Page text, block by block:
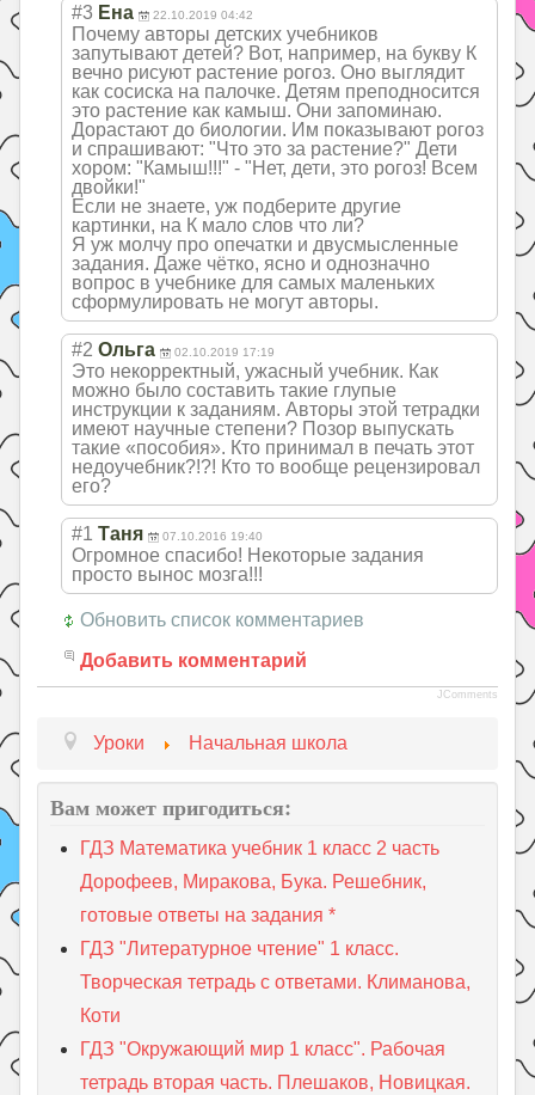
#3 Ена 22.10.2019 04:42
Почему авторы детских учебников
запутывают детей? Вот, например, на букву К
вечно рисуют растение рогоз. Оно выглядит
как сосиска на палочке. Детям преподносится
это растение как камыш. Они запоминаю.
Дорастают до биологии. Им показывают рогоз
и спрашивают: "Что это за растение?" Дети
хором: "Камыш!!!" - "Нет, дети, это рогоз! Всем
двойки!"
Если не знаете, уж подберите другие
картинки, на К мало слов что ли?
Я уж молчу про опечатки и двусмысленные
задания. Даже чётко, ясно и однозначно
вопрос в учебнике для самых маленьких
сформулировать не могут авторы.
#2 Ольга 02.10.2019 17:19
Это некорректный, ужасный учебник. Как
можно было составить такие глупые
инструкции к заданиям. Авторы этой тетрадки
имеют научные степени? Позор выпускать
такие «пособия». Кто принимал в печать этот
недоучебник?!?! Кто то вообще рецензировал
его?
#1 Таня 07.10.2016 19:40
Огромное спасибо! Некоторые задания
просто вынос мозга!!!
Обновить список комментариев
Добавить комментарий
JComments
Уроки Начальная школа
Вам может пригодиться:
ГДЗ Математика учебник 1 класс 2 часть
Дорофеев, Миракова, Бука. Решебник,
готовые ответы на задания *
ГДЗ "Литературное чтение" 1 класс.
Творческая тетрадь с ответами. Климанова,
Коти
ГДЗ "Окружающий мир 1 класс". Рабочая
тетрадь вторая часть. Плешаков, Новицкая.